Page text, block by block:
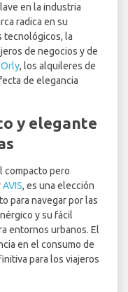
en la industria
radica en su
tecnológicos, la
de negocios y de
, los alquileres de
de elegancia
y elegante
compacto pero
AVIS, es una elección
para navegar por las
y su fácil
entornos urbanos. El
en el consumo de
para los viajeros